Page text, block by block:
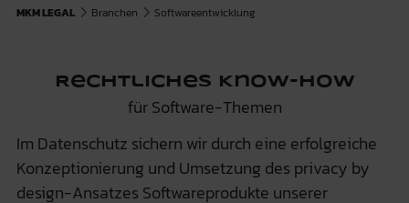
MKM LEGAL Branchen Softwareentwicklung
Rechtliches Know-how
für Software-Themen
Im Datenschutz sichern wir durch eine erfolgreiche
Konzeptionierung und Umsetzung des privacy by
design-Ansatzes Softwareprodukte unserer